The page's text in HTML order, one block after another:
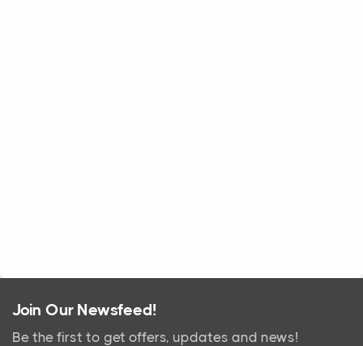
Join Our Newsfeed!
Be the first to get offers, updates and news!